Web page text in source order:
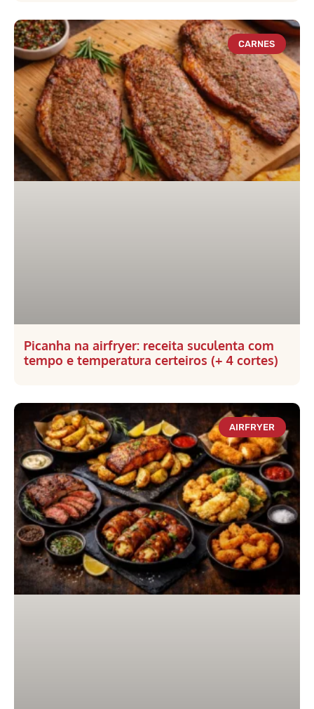
CARNES
Picanha na airfryer: receita suculenta com
tempo e temperatura certeiros (+ 4 cortes)
AIRFRYER